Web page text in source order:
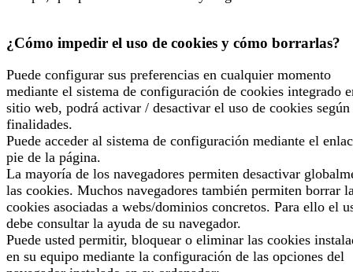
¿Cómo impedir el uso de cookies y cómo borrarlas?
Puede configurar sus preferencias en cualquier momento
mediante el sistema de configuración de cookies integrado
sitio web, podrá activar / desactivar el uso de cookies según
finalidades.
Puede acceder al sistema de configuración mediante el
pie de la página.
La mayoría de los navegadores permiten desactivar
las cookies. Muchos navegadores también permiten borrar
cookies asociadas a webs/dominios concretos. Para ello el
debe consultar la ayuda de su navegador.
Puede usted permitir, bloquear o eliminar las cookies
en su equipo mediante la configuración de las opciones del